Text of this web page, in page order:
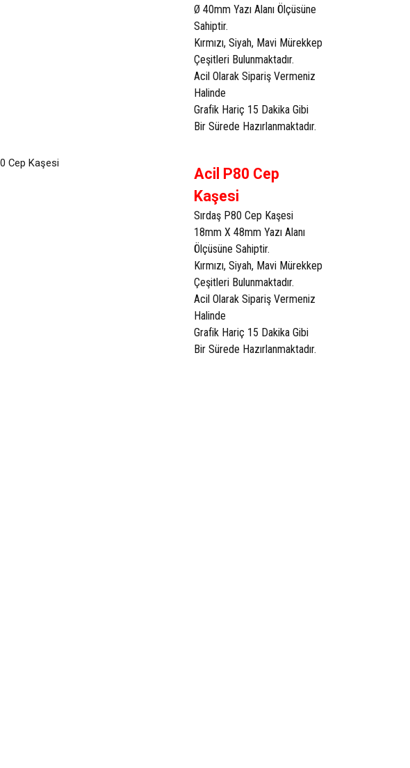
Ø 40mm Yazı Alanı Ölçüsüne
Sahiptir.
Kırmızı, Siyah, Mavi Mürekkep
Çeşitleri Bulunmaktadır.
Acil Olarak Sipariş Vermeniz
Halinde
Grafik Hariç 15 Dakika Gibi
Bir Sürede Hazırlanmaktadır.
Acil P80 Cep
Kaşesi
Sırdaş P80 Cep Kaşesi
18mm X 48mm Yazı Alanı
Ölçüsüne Sahiptir.
Kırmızı, Siyah, Mavi Mürekkep
Çeşitleri Bulunmaktadır.
Acil Olarak Sipariş Vermeniz
Halinde
Grafik Hariç 15 Dakika Gibi
Bir Sürede Hazırlanmaktadır.